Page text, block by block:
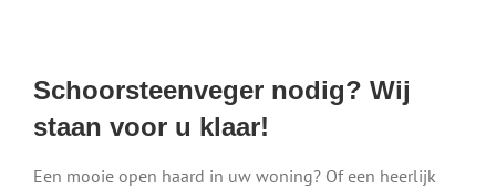
Schoorsteenveger nodig? Wij
staan voor u klaar!
Een mooie open haard in uw woning? Of een heerlijk